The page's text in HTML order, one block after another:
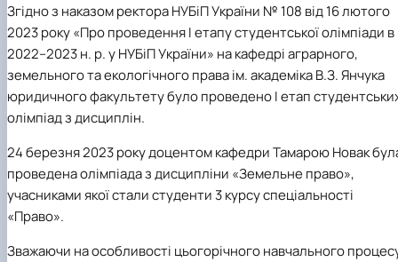
Згідно з наказом ректора НУБіП України № 108 від 16 лютого
2023 року «Про проведення І етапу студентської олімпіади в
2022–2023 н. р. у НУБіП України» на кафедрі аграрного,
земельного та екологічного права ім. академіка В.З. Янчука
юридичного факультету було проведено І етап
олімпіад з дисциплін.
24 березня 2023 рокудоцентом кафедри Тамарою Новак
проведена олімпіадаз дисципліни «Земельне право»,
учасниками якої стали студенти 3 курсу спеціальності
«Право».
Зважаючи на особливості цьогорічного навчального